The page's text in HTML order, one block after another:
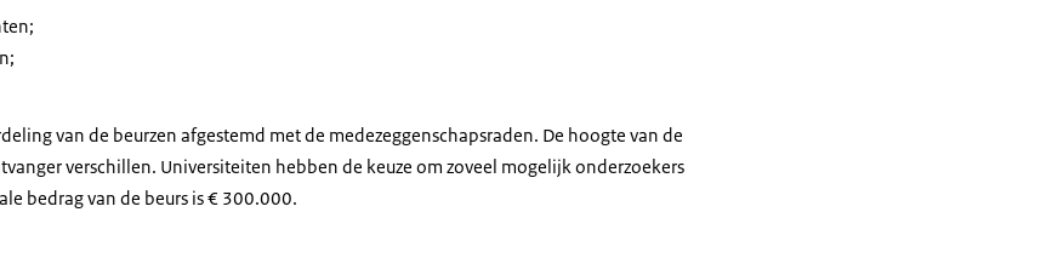
van de beurzen afgestemd met de medezeggenschapsraden. De hoogte van de
verschillen. Universiteiten hebben de keuze om zoveel mogelijk onderzoekers
bedrag van de beurs is € 300.000.